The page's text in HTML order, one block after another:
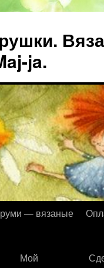
ja.
— вязаные
Мой